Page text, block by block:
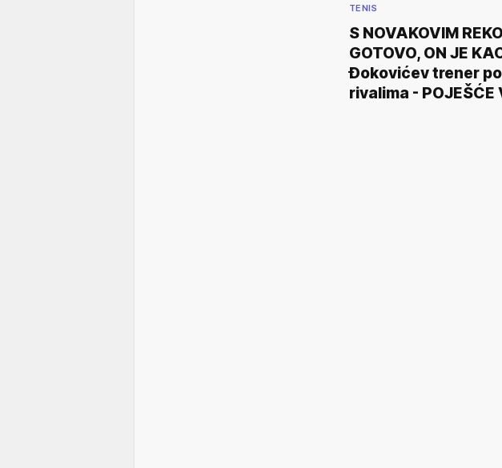
TENIS
S NOVAKOVIM
GOTOVO, ON JE
Đokovićev trener
rivalima - POJEŠĆE